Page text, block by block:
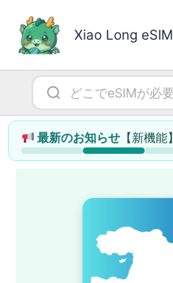
プ
Xiao Long eSIM
最新のお知らせ